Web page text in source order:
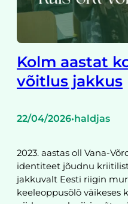
Kolm aastat
võitlus jakkus
22/04/2026•haldjas
2023. aastas oll Vana-
identiteet jõudnu
jakkuvalt Eesti riigin
keeleoppusõlõ väikeses